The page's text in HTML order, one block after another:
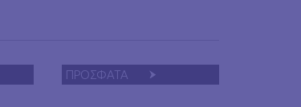
ΠΡΟΣΦΑΤΑ